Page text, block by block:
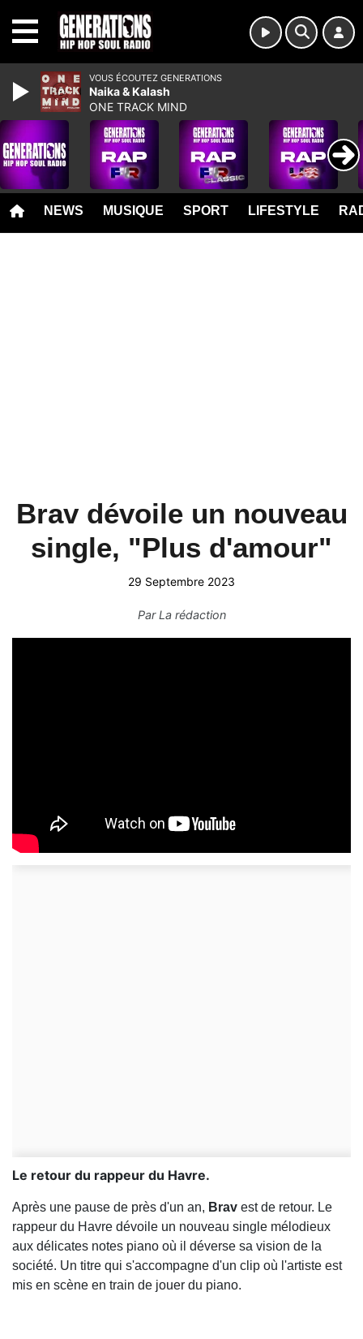
NEWS MUSIQUE SPORT LIFESTYLE
Brav dévoile un nouveau
single, "Plus d'amour"
29 Septembre 2023
ParLa rédaction
Le retour du rappeur du Havre.
Après une pause de près d'un an, Brav est de retour. Le
rappeur du Havre dévoile un nouveau single mélodieux
aux délicates notes piano où il déverse sa vision de la
société. Un titre qui s'accompagne d'un clip où l'artiste est
mis en scène en train de jouer du piano.
VOUS ÉCOUTEZ GENERATIONS
Naika & Kalash
ONE TRACK MIND